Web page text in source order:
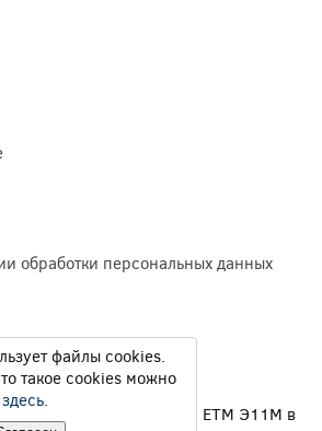
обработки персональных данных
муфт ЭТМ Э1ТМ ETM Э11М в
файлы cookies.
такое cookies можно
здесь.